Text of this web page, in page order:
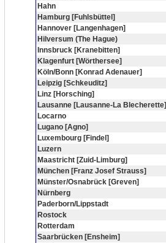
Hahn
Hamburg [Fuhlsbüttel]
Hannover [Langenhagen]
Hilversum (The Hague)
Innsbruck [Kranebitten]
Klagenfurt [Wörthersee]
Köln/Bonn [Konrad Adenauer]
Leipzig [Schkeuditz]
Linz [Horsching]
Lausanne [Lausanne-La Blecherette]
Locarno
Lugano [Agno]
Luxembourg [Findel]
Luzern
Maastricht [Zuid-Limburg]
München [Franz Josef Strauss]
Münster/Osnabrück [Greven]
Nürnberg
Paderborn/Lippstadt
Rostock
Rotterdam
Saarbrücken [Ensheim]